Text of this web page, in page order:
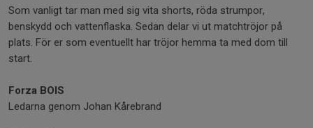
Som vanligt tar man med sig vita shorts, röda strumpor,
benskydd och vattenflaska. Sedan delar vi ut matchtröjor på
plats. För er som eventuellt har tröjor hemma ta med dom till
start.
Forza BOIS
Ledarna genom Johan Kårebrand